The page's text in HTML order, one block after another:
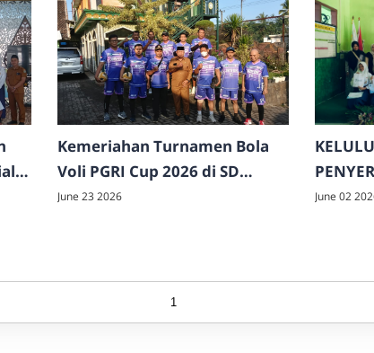
Kemeriahan Turnamen Bola
Voli PGRI Cup 2026 di SD
Negeri 1 Kemantren 🏐
June 23 2026
2025/
June 02
1